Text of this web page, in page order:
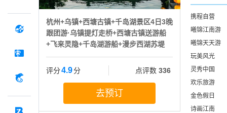
杭州+乌镇+西塘古镇+千岛湖景区4日3晚
跟团游·乌镇提灯走桥+西塘古镇送游船
+飞来灵隐+千岛湖游船+漫步西湖苏堤
评分4.9分 点评数 336
去预订
携程自营
曦锦江南游
曦锦天天游
玩美风光
灵秀中国
欢乐旅游
金色假日
诗画江南